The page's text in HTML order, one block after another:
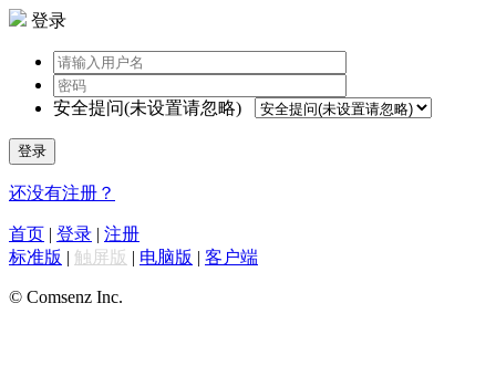
登录
安全提问(未设置请忽略)
登录
还没有注册？
首页 | 登录 | 注册
标准版 | 触屏版 | 电脑版 | 客户端
© Comsenz Inc.